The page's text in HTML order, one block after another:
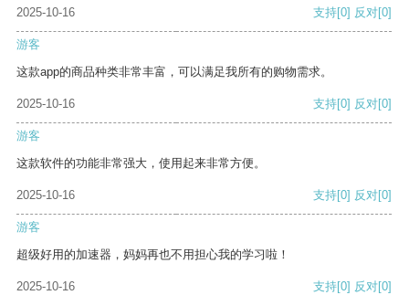
2025-10-16
支持[0] 反对[0]
游客
这款app的商品种类非常丰富，可以满足我所有的购物需求。
2025-10-16 支持[0] 反对[0]
游客
这款软件的功能非常强大，使用起来非常方便。
2025-10-16 支持[0] 反对[0]
游客
超级好用的加速器，妈妈再也不用担心我的学习啦！
2025-10-16 支持[0] 反对[0]